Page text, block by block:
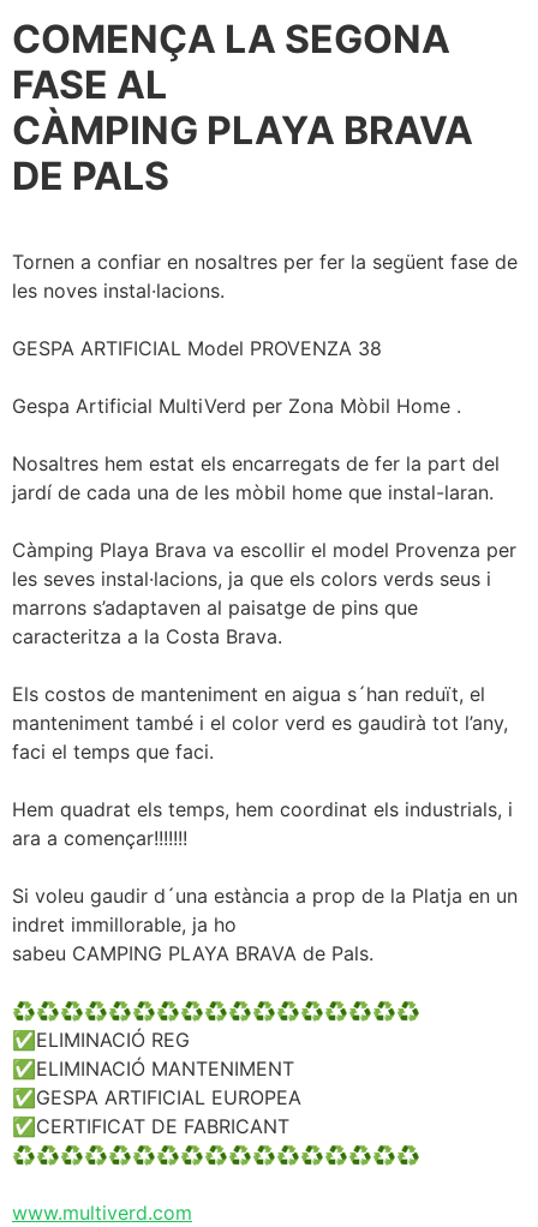
COMENÇA LA SEGONA
FASE AL
CÀMPING PLAYA BRAVA
DE PALS
Tornen a confiar en nosaltres per fer la següent fase de
les noves instal·lacions.
GESPA ARTIFICIAL Model PROVENZA 38
Gespa Artificial MultiVerd per Zona Mòbil Home .
Nosaltres hem estat els encarregats de fer la part del
jardí de cada una de les mòbil home que instal-laran.
Càmping Playa Brava va escollir el model Provenza per
les seves instal·lacions, ja que els colors verds seus i
marrons s’adaptaven al paisatge de pins que
caracteritza a la Costa Brava.
Els costos de manteniment en aigua s´han reduït, el
manteniment també i el color verd es gaudirà tot l’any,
faci el temps que faci.
Hem quadrat els temps, hem coordinat els industrials, i
ara a començar!!!!!!!
Si voleu gaudir d´una estància a prop de la Platja en un
indret immillorable, ja ho
sabeu CAMPING PLAYA BRAVA de Pals.
♻️♻️♻️♻️♻️♻️♻️♻️♻️♻️♻️♻️♻️♻️♻️♻️♻️
✅ELIMINACIÓ REG
✅ELIMINACIÓ MANTENIMENT
✅GESPA ARTIFICIAL EUROPEA
✅CERTIFICAT DE FABRICANT
♻️♻️♻️♻️♻️♻️♻️♻️♻️♻️♻️♻️♻️♻️♻️♻️♻️
www.multiverd.com